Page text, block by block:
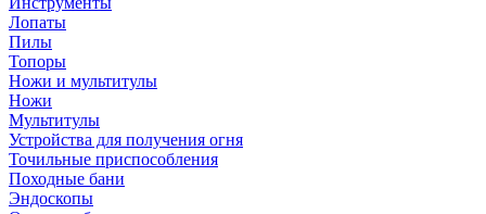
Лопаты
Пилы
Топоры
Ножи и мультитулы
Ножи
Мультитулы
Устройства для получения огня
Точильные приспособления
Походные бани
Эндоскопы